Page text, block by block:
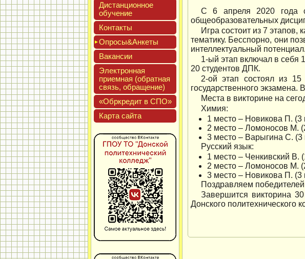
Дис­танци­он­ное
обу­чение
Кон­такты
Опро­сы&Анке­ты
Вакан­сии
Элек­трон­ная
при­ем­ная (об­ратная
связь, об­ра­щение)
«Обркре­дит в СПО»
Кар­та сай­та
С 6 апреля 2020 года
общеобразовательных
Игра состоит из 7
тематику. Бесспорно, они
интеллектуальный потенциал.
1-ый этап включал в себя
20 студентов ДПК.
2-ой этап состоял из
государственного экзамена.
Места в викторине на
Химия:
1 место – Новикова П. (3
2 место – Ломоносов М.
3 место – Варыгина С. (3
Русский язык:
1 место – Ченкивский В.
2 место – Ломоносов М.
3 место – Новикова П. (3
Поздравляем
Завершится викторина
Донского политехнического